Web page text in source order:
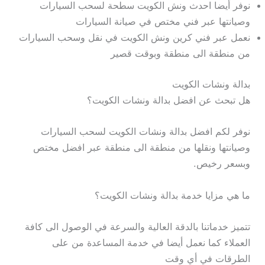
نوفر أيضا احدث ونش الكويت سطحة لسحب السيارات
وصيانتها عبر فني مختص في صيانة السيارات
نعمل عبر فني كرين ونش الكويت في نقل وسحب السيارات
من منطقة الى منطقة وبوقت قصير
بدالة ونشات الكويت
هل تبحث عن افضل بدالة ونشات الكويت؟
نوفر لكم افضل بدالة ونشات الكويت لسحب السيارات
وصيانتها ونقلها من منطقة الى منطقة عبر افضل مختص
وبسعر رخيص.
ما هي مزايا خدمة بدالة ونشات الكويت؟
تتميز خدماتنا بالدقة العالية والسرعة في الوصول الى كافة
العملاء كما نعمل أيضا في خدمة المساعدة من على
الطرقات في أي وقت